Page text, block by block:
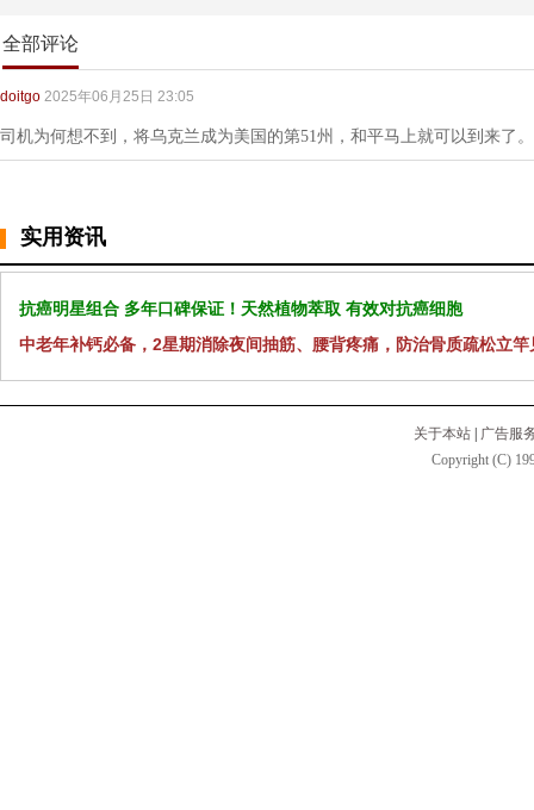
全部评论
doitgo 2025年06月25日 23:05
司机为何想不到，将乌克兰成为美国的第51州，和平马上就可以到来了。
实用资讯
抗癌明星组合 多年口碑保证！天然植物萃取 有效对抗癌细胞
中老年补钙必备，2星期消除夜间抽筋、腰背疼痛，防治骨质疏松立竿
关于本站
广告服
Copyright (C)